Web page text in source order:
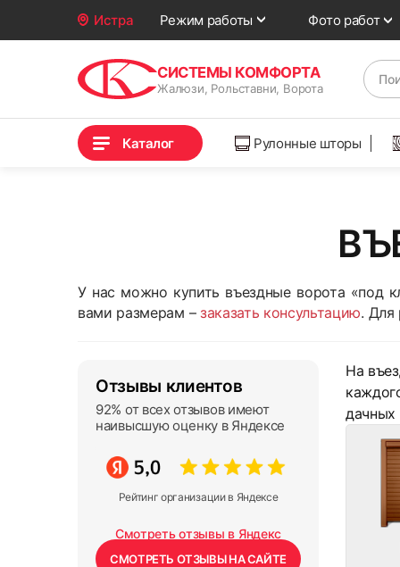
Истра Режим работы Фото работ
СИСТЕМЫ КОМФОРТА
Жалюзи, Рольставни, Ворота
Каталог Рулонные шторы
У нас можно купить въездные ворота «под
вами размерам – заказать консультацию. Для
Отзывы клиентов
92% от всех отзывов имеют
наивысшую оценку в Яндексе
Рейтинг организации в Яндексе
Смотреть отзывы в Яндекс
СМОТРЕТЬ ОТЗЫВЫ НА САЙТЕ
На
дачных